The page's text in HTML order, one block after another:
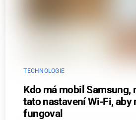
TECHNOLOGIE
Kdo má mobil Samsung,
tato nastavení Wi-Fi, aby
fungoval